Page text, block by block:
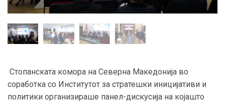
Стопанската комора на Северна Македонија во
соработка со Институтот за стратешки иницијативи и
политики организираше панел-дискусија на којашто